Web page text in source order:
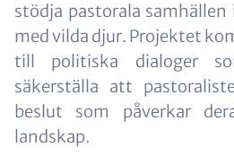
stödja pastorala samhällen
med vilda djur. Projektet
till politiska dialoger
säkerställa att
beslut som påverkar
landskap.